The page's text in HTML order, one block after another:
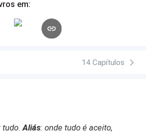
apaixonou perdidamente pelo melhor
esposa, por ter sido a obstetra
ele o homem ideal para formar
de Thomás não cair de amores
meses idealizando uma família
em sua vida. Ele não é o que ela
em tudo que deseja e
em:
14 Capítulos
tudo.Aliás: onde tudo é aceito,